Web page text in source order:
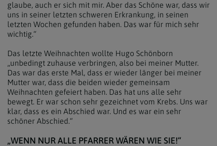
glaube, auch er sich mit mir. Aber das Schöne war, dass wir
uns in seiner letzten schweren Erkrankung, in seinen
letzten Wochen gefunden haben. Das war für mich sehr
wichtig.“
Das letzte Weihnachten wollte Hugo Schönborn
„unbedingt zuhause verbringen, also bei meiner Mutter.
Das war das erste Mal, dass er wieder länger bei meiner
Mutter war, dass die beiden wieder gemeinsam
Weihnachten gefeiert haben. Das hat uns alle sehr
bewegt. Er war schon sehr gezeichnet vom Krebs. Uns war
klar, dass es ein Abschied war. Und es war ein sehr
schöner Abschied.“
„WENN NUR ALLE PFARRER WÄREN WIE SIE!“